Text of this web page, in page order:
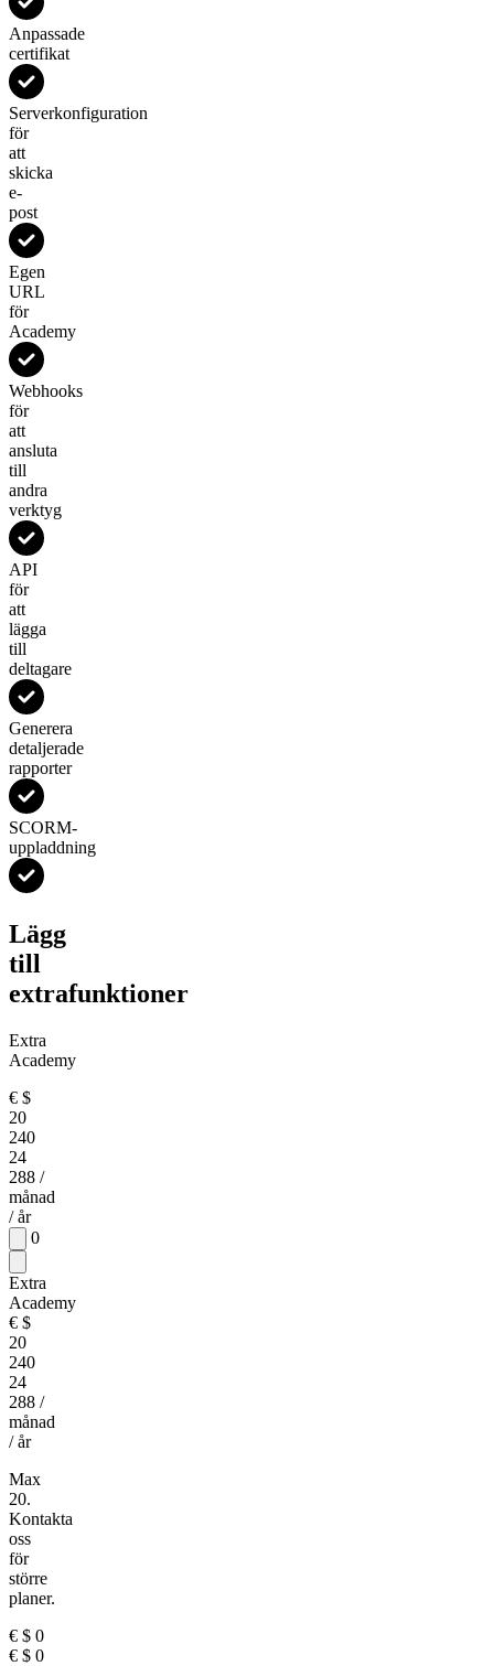
Anpassade
certifikat
Serverkonfiguration
för
att
skicka
e-
post
Egen
URL
för
Academy
Webhooks
för
att
ansluta
till
andra
verktyg
API
för
att
lägga
till
deltagare
Generera
detaljerade
rapporter
SCORM-
uppladdning
Lägg
till
extrafunktioner
Extra
Academy
€ $
20
240
24
288 /
månad
/ år
0
Extra
Academy
€ $
20
240
24
288 /
månad
/ år
Max
20.
Kontakta
oss
för
större
planer.
€ $ 0
€ $ 0